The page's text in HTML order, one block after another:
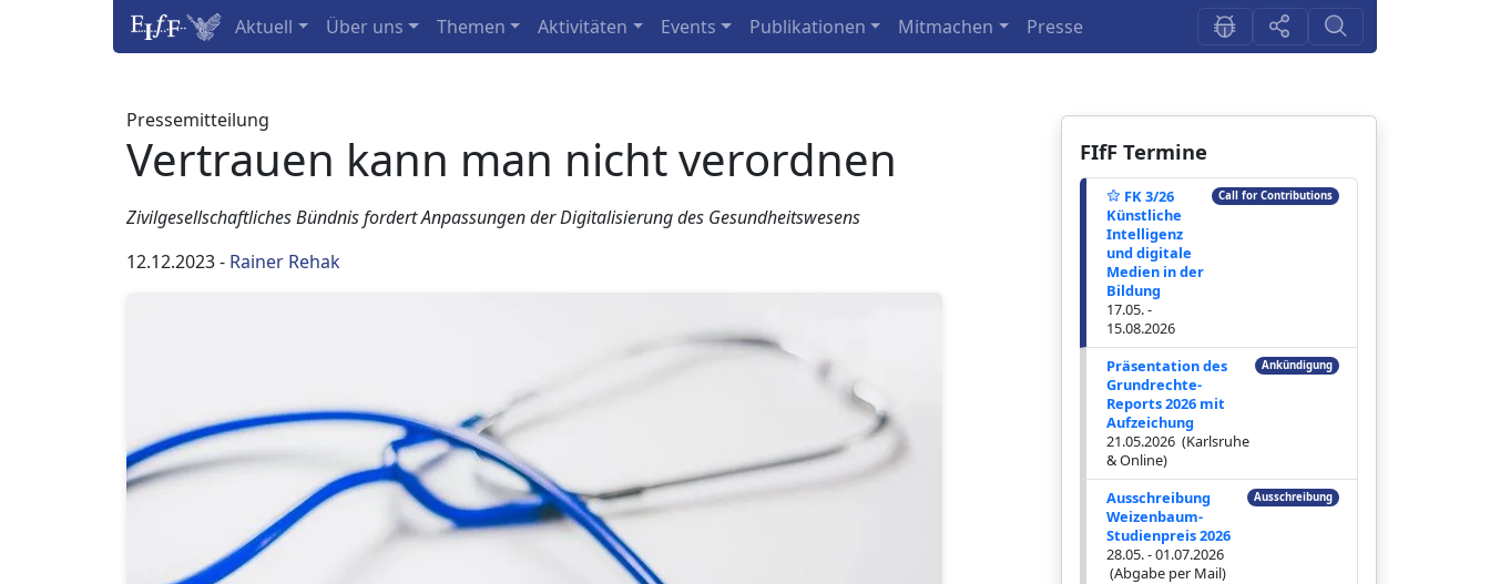
Aktuell Über uns Themen Aktivitäten Events Publikationen Mitmachen Presse
Pressemitteilung
Vertrauen kann man nicht verordnen
Zivilgesellschaftliches Bündnis fordert Anpassungen der Digitalisierung des Gesundheitswesens
12.12.2023- Rainer Rehak
FIfF Termine
FK 3/26
Künstliche
Intelligenz
und digitale
Medien in der
Bildung
17.05. -
15.08.2026
Call for Contributions
Präsentation des
Grundrechte-
Reports 2026 mit
Aufzeichung
21.05.2026 (Karlsruhe
& Online)
Ankündigung
Ausschreibung
Weizenbaum-
Studienpreis 2026
28.05. - 01.07.2026
(Abgabe per Mail)
Ausschreibung